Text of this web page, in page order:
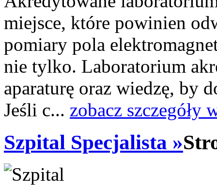
miejsce, które powinien
pomiary pola
nie tylko. Laboratorium
aparaturę oraz wiedzę, by
Jeśli c... zobacz szczegóły
Szpital Specjalista »